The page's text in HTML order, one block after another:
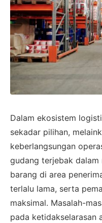
Dalam ekosistem
sekadar pilihan,
keberlangsungan
gudang terjebak dalam
barang di area
terlalu lama, serta
maksimal. Masalah-
pada ketidakselarasan